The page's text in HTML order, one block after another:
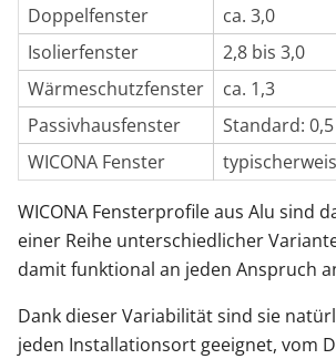
Doppelfenster
ca. 3,0
Isolierfenster
2,8 bis 3,0
Wärmeschutzfenster
ca. 1,3
Passivhausfenster
Standard:
WICONA Fenster
WICONA Fensterprofile aus Alu sind
einer Reihe unterschiedlicher
damit funktional an jeden Anspruch
Dank dieser Variabilität sind sie
jeden Installationsort geeignet, vom